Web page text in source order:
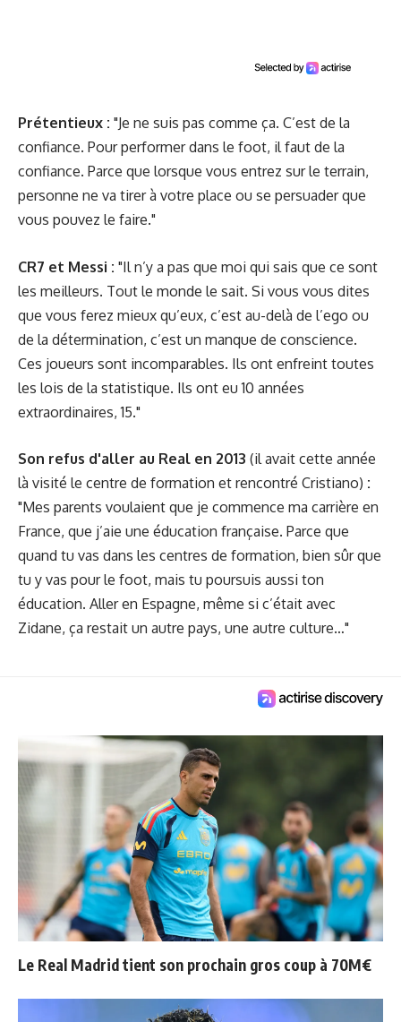
Prétentieux : "Je ne suis pas comme ça. C’est de la
confiance. Pour performer dans le foot, il faut de la
confiance. Parce que lorsque vous entrez sur le terrain,
personne ne va tirer à votre place ou se persuader que
vous pouvez le faire."
CR7 et Messi : "Il n’y a pas que moi qui sais que ce sont
les meilleurs. Tout le monde le sait. Si vous vous dites
que vous ferez mieux qu’eux, c’est au-delà de l’ego ou
de la détermination, c’est un manque de conscience.
Ces joueurs sont incomparables. Ils ont enfreint toutes
les lois de la statistique. Ils ont eu 10 années
extraordinaires, 15."
Son refus d'aller au Real en 2013 (il avait cette année
là visité le centre de formation et rencontré Cristiano) :
"Mes parents voulaient que je commence ma carrière en
France, que j’aie une éducation française. Parce que
quand tu vas dans les centres de formation, bien sûr que
tu y vas pour le foot, mais tu poursuis aussi ton
éducation. Aller en Espagne, même si c’était avec
Zidane, ça restait un autre pays, une autre culture…"
Le Real Madrid tient son prochain gros coup à 70M€